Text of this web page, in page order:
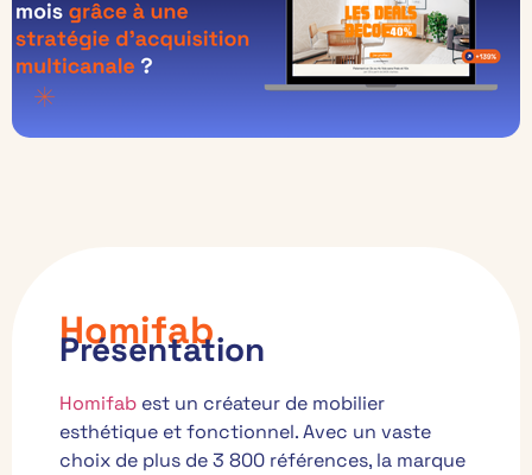
Homifab
Présentation
Homifab est un créateur de mobilier
esthétique et fonctionnel. Avec un vaste
choix de plus de 3 800 références, la marque